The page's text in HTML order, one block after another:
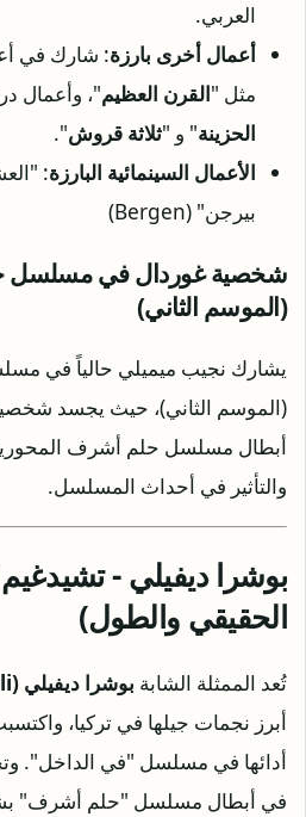
العربي.
أعمال أخرى بارزة: شارك في
مثل "القرن العظيم"، وأعمال
الحزينة" و "ثلاثة قروش".
الأعمال السينمائية البارزة
بيرجن" (Bergen)
شخصية غوردال في مسلسل
(الموسم الثاني)
يشارك نجيب ميميلي حالياً في
(الموسم الثاني)، حيث يجسد
أبطال مسلسل حلم أشرف المحورية
والتأثير في أحداث المسلسل.
بوشرا ديفيلي -
الحقيقي والطول)
تُعد الممثلة الشابة بوشرا ديفيلي (Büşra Develi)
أبرز نجمات جيلها في تركيا،
أدائها في مسلسل "في الداخل".
في أبطال مسلسل "حلم أشرف"